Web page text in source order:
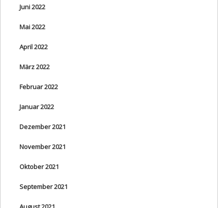
Juni 2022
Mai 2022
April 2022
März 2022
Februar 2022
Januar 2022
Dezember 2021
November 2021
Oktober 2021
September 2021